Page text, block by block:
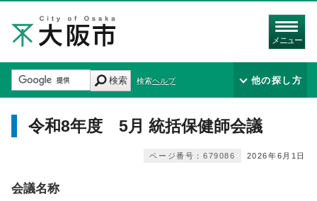
メニュー
検索 検索ヘルプ 他の探し方
令和8年度 5月 統括保健師会議
2026年6月1日
ページ番号：679086
会議名称